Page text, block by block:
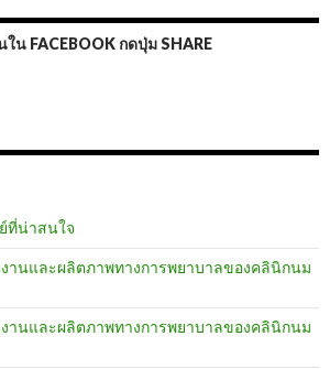
น FACEBOOK กดปุ่ม SHARE
ที่น่าสนใจ
านและผลิตภาพทางการพยาบาลของคลินิกนม
านและผลิตภาพทางการพยาบาลของคลินิกนม